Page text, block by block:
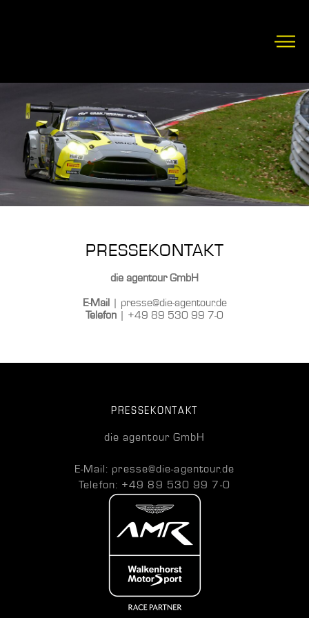
PRESSEKONTAKT
die agentour GmbH
E-Mail | presse@die-agentour.de
Telefon | +49 89 530 99 7-0
PRESSEKONTAKT
die agentour GmbH
E-Mail: presse@die-agentour.de
Telefon: +49 89 530 99 7-0